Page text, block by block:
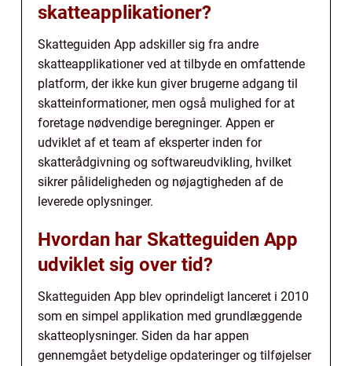
skatteapplikationer?
Skatteguiden App adskiller sig fra andre
skatteapplikationer ved at tilbyde en omfattende
platform, der ikke kun giver brugerne adgang til
skatteinformationer, men også mulighed for at
foretage nødvendige beregninger. Appen er
udviklet af et team af eksperter inden for
skatterådgivning og softwareudvikling, hvilket
sikrer pålideligheden og nøjagtigheden af de
leverede oplysninger.
Hvordan har Skatteguiden App
udviklet sig over tid?
Skatteguiden App blev oprindeligt lanceret i 2010
som en simpel applikation med grundlæggende
skatteoplysninger. Siden da har appen
gennemgået betydelige opdateringer og tilføjelser